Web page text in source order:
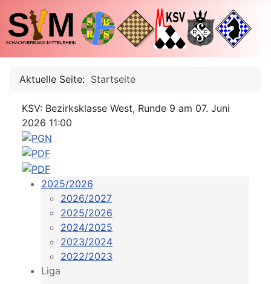
Aktuelle Seite: Startseite
KSV: Bezirksklasse West, Runde 9 am 07. Juni
2026 11:00
2025/2026
2026/2027
2025/2026
2024/2025
2023/2024
2022/2023
Liga